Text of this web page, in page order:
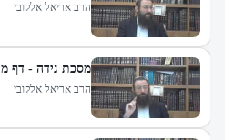
הרב אריאל אלקובי
מסכת נידה - דף מ
הרב אריאל אלקובי